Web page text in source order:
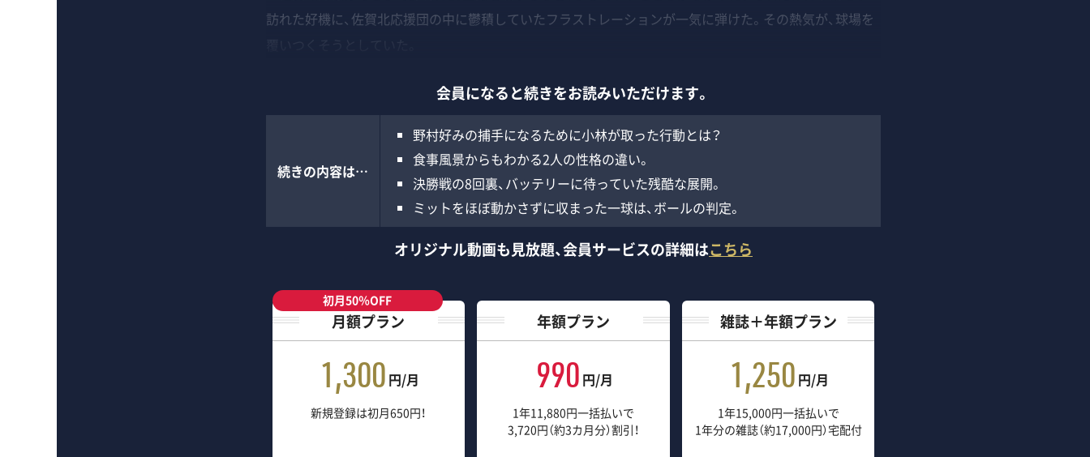
訪れた好機に、佐賀北応援団の中に鬱積していたフラストレーションが一気に弾けた。その熱気が、球場を
会員になると続きをお読みいただけます。
続きの内容は…
野村好みの捕手になるために小林が取った行動とは？
食事風景からもわかる2人の性格の違い。
決勝戦の8回裏、バッテリーに待っていた残酷な展開。
ミットをほぼ動かさずに収まった一球は、ボールの判定。
オリジナル動画も見放題、会員サービスの詳細はこちら
初月50％OFF
月額プラン
1,300 円/月
新規登録は初月650円！
年額プラン
990 円/月
1年11,880円一括払いで
3,720円（約3カ月分）割引！
雑誌＋年額プラン
1,250 円/月
1年15,000円一括払いで
1年分の雑誌（約17,000円）宅配付